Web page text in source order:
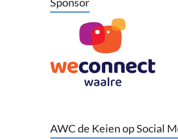
AWC de Keien op Social